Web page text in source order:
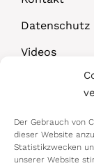
Der Gebrauch von
dieser Website
Statistikzwecken
unserer Website
Datenschutz
Videos